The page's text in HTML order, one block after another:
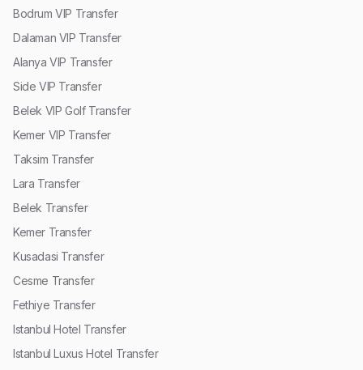
Bodrum VIP Transfer
Dalaman VIP Transfer
Alanya VIP Transfer
Side VIP Transfer
Belek VIP Golf Transfer
Kemer VIP Transfer
Taksim Transfer
Lara Transfer
Belek Transfer
Kemer Transfer
Kusadasi Transfer
Cesme Transfer
Fethiye Transfer
Istanbul Hotel Transfer
Istanbul Luxus Hotel Transfer